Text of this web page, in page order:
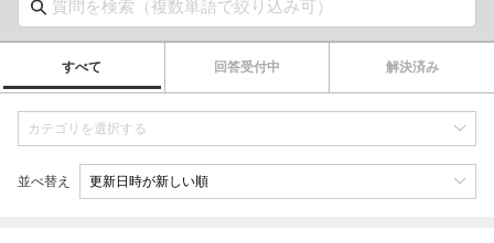
すべて 回答受付中 解決済み
並べ替え